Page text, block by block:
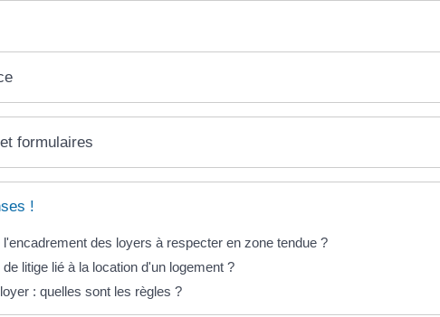
formulaires
!
des loyers à respecter en zone tendue ?
litige lié à la location d'un logement ?
: quelles sont les règles ?